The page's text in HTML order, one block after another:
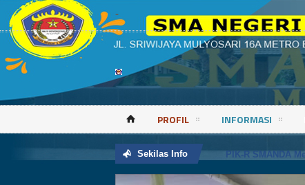
-
⌂ PROFIL INFORMASI
Sekilas Info PIK-R SMANDA
Boliga Season VI